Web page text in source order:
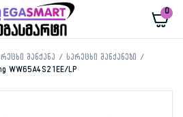
0
მანქანა
სარეცხი მანქანები
WW65A4S21EE/LP